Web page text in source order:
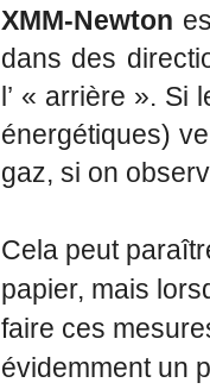
XMM-Newton
dans des
l’ « arrière ». Si
énergétiques)
gaz, si on
Cela peut
papier, mais
faire ces
évidemment un